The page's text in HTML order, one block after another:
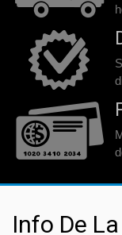
Info De